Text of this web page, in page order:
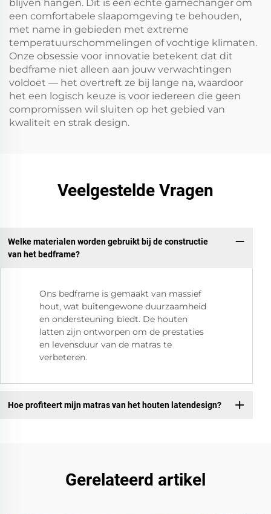
blijven hangen. Dit is een echte gamechanger om
een comfortabele slaapomgeving te behouden,
met name in gebieden met extreme
temperatuurschommelingen of vochtige klimaten.
Onze obsessie voor innovatie betekent dat dit
bedframe niet alleen aan jouw verwachtingen
voldoet — het overtreft ze bij lange na, waardoor
het een logisch keuze is voor iedereen die geen
compromissen wil sluiten op het gebied van
kwaliteit en strak design.
Veelgestelde Vragen
Welke materialen worden gebruikt bij de constructie
van het bedframe?
Ons bedframe is gemaakt van massief
hout, wat buitengewone duurzaamheid
en ondersteuning biedt. De houten
latten zijn ontworpen om de prestaties
en levensduur van de matras te
verbeteren.
Hoe profiteert mijn matras van het houten latendesign?
Gerelateerd artikel